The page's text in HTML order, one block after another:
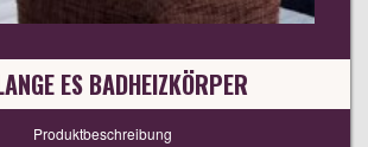
ES BADHEIZKÖRPER
Produktbeschreibung